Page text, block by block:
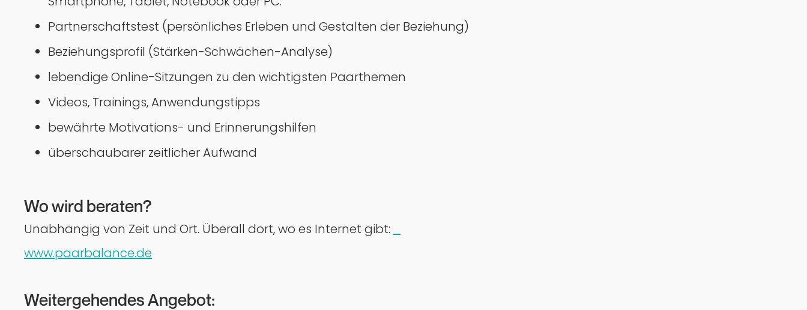
Partnerschaftstest (persönliches Erleben und Gestalten der Beziehung)
Beziehungsprofil (Stärken-Schwächen-Analyse)
lebendige Online-Sitzungen zu den wichtigsten Paarthemen
Videos, Trainings, Anwendungstipps
bewährte Motivations- und Erinnerungshilfen
überschaubarer zeitlicher Aufwand
Wo wird beraten?
Unabhängig von Zeit und Ort. Überall dort, wo es Internet gibt:
www.paarbalance.de
Weitergehendes Angebot: